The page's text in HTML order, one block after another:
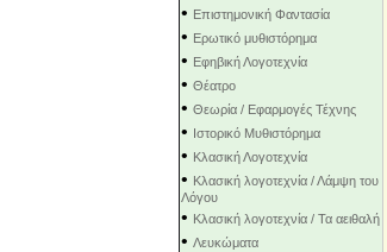
• Επιστημονική Φαντασία
• Ερωτικό μυθιστόρημα
• Εφηβική Λογοτεχνία
• Θέατρο
• Θεωρία / Εφαρμογές Τέχνης
• Ιστορικό Μυθιστόρημα
• Κλασική Λογοτεχνία
• Κλασική λογοτεχνία / Λάμψη του
Λόγου
• Κλασική λογοτεχνία / Τα αειθαλή
• Λευκώματα